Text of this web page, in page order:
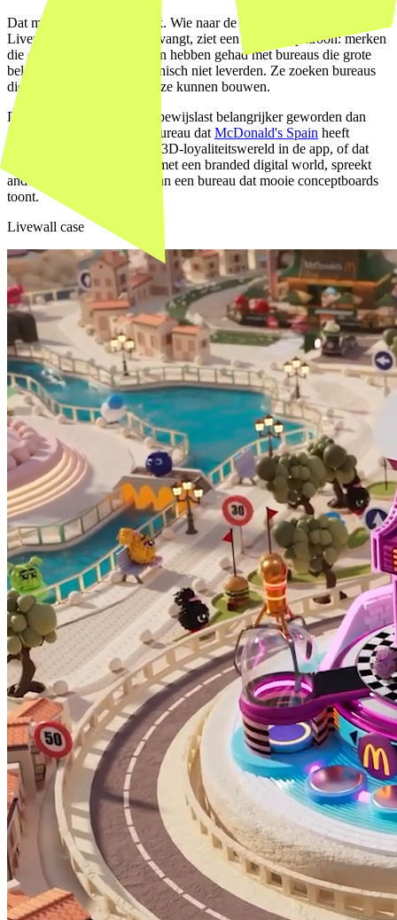
Dat merken merken het ook. Wie naar de briefings kijkt die
Livewall tegenwoordig ontvangt, ziet een duidelijk patroon: merken
die eerder slechte ervaringen hebben gehad met bureaus die grote
beloftes maakten maar technisch niet leverden. Ze zoeken bureaus
die hebben aangetoond dat ze kunnen bouwen.
Daarom zijn referenties en bewijslast belangrijker geworden dan
portfoliopresentaties. Een bureau dat McDonald's Spain heeft
geholpen met een gamified 3D-loyaliteitswereld in de app, of dat
heeft geholpen met een branded digital world, spreekt
anders tot de verbeelding dan een bureau dat mooie conceptboards
toont.
Livewall case